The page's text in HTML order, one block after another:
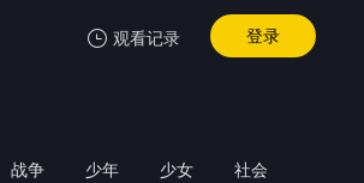
观看记录 登录
战争 少年 少女 社会